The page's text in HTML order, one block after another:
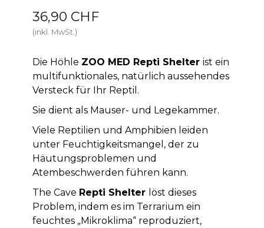
36,90 CHF
(inkl. MwSt.)
Die Höhle ZOO MED Repti Shelter ist ein
multifunktionales, natürlich aussehendes
Versteck für Ihr Reptil.
Sie dient als Mauser- und Legekammer.
Viele Reptilien und Amphibien leiden
unter Feuchtigkeitsmangel, der zu
Häutungsproblemen und
Atembeschwerden führen kann.
The Cave Repti Shelter löst dieses
Problem, indem es im Terrarium ein
feuchtes „Mikroklima“ reproduziert,